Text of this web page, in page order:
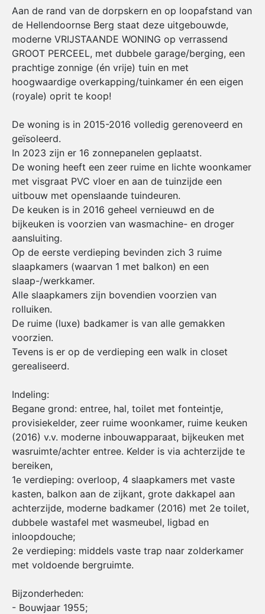
Aan de rand van de dorpskern en op loopafstand van
de Hellendoornse Berg staat deze uitgebouwde,
moderne VRIJSTAANDE WONING op verrassend
GROOT PERCEEL, met dubbele garage/berging, een
prachtige zonnige (én vrije) tuin en met
hoogwaardige overkapping/tuinkamer én een eigen
(royale) oprit te koop!
De woning is in 2015-2016 volledig gerenoveerd en
geïsoleerd.
In 2023 zijn er 16 zonnepanelen geplaatst.
De woning heeft een zeer ruime en lichte woonkamer
met visgraat PVC vloer en aan de tuinzijde een
uitbouw met openslaande tuindeuren.
De keuken is in 2016 geheel vernieuwd en de
bijkeuken is voorzien van wasmachine- en droger
aansluiting.
Op de eerste verdieping bevinden zich 3 ruime
slaapkamers (waarvan 1 met balkon) en een
slaap-/werkkamer.
Alle slaapkamers zijn bovendien voorzien van
rolluiken.
De ruime (luxe) badkamer is van alle gemakken
voorzien.
Tevens is er op de verdieping een walk in closet
gerealiseerd.
Indeling:
Begane grond: entree, hal, toilet met fonteintje,
provisiekelder, zeer ruime woonkamer, ruime keuken
(2016) v.v. moderne inbouwapparaat, bijkeuken met
wasruimte/achter entree. Kelder is via achterzijde te
bereiken,
1e verdieping: overloop, 4 slaapkamers met vaste
kasten, balkon aan de zijkant, grote dakkapel aan
achterzijde, moderne badkamer (2016) met 2e toilet,
dubbele wastafel met wasmeubel, ligbad en
inloopdouche;
2e verdieping: middels vaste trap naar zolderkamer
met voldoende bergruimte.
Bijzonderheden:
- Bouwjaar 1955;